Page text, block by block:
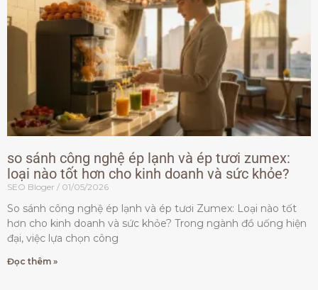
so sánh công nghệ ép lạnh và ép tươi zumex:
loại nào tốt hơn cho kinh doanh và sức khỏe?
SEO Bloger 01/05/2026
So sánh công nghệ ép lạnh và ép tươi Zumex: Loại nào tốt
hơn cho kinh doanh và sức khỏe? Trong ngành đồ uống hiện
đại, việc lựa chọn công
Đọc thêm »